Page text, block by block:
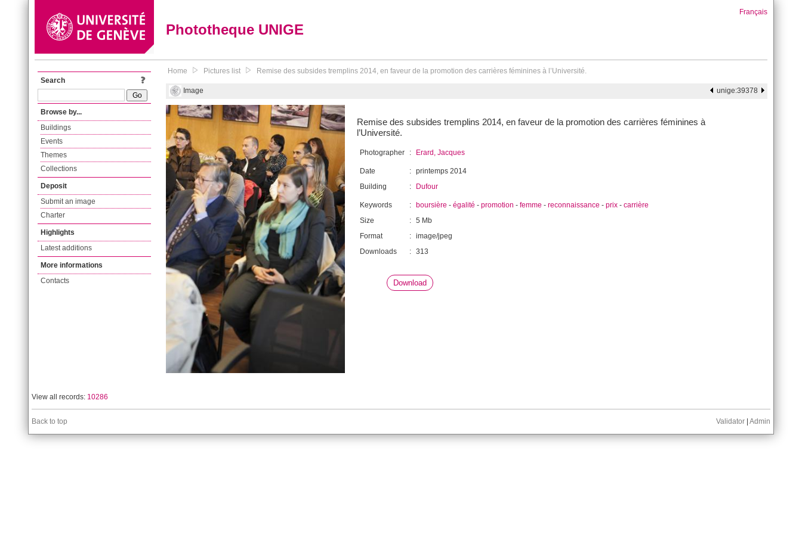
Phototheque UNIGE
Français
Search
Browse by...
Buildings
Events
Themes
Collections
Deposit
Submit an image
Charter
Highlights
Latest additions
More informations
Contacts
Home Pictures list Remise des subsides tremplins 2014, en faveur de la promotion des carrières féminines à l’Université.
Image unige:39378
Remise des subsides tremplins 2014, en faveur de la promotion des carrières féminines à
l’Université.
Photographer : Erard, Jacques
Date : printemps 2014
Building
: Dufour
Keywords : boursière - égalité - promotion - femme - reconnaissance - prix - carrière
Size
: 5 Mb
Format
: image/jpeg
Downloads
: 313
Download
View all records: 10286
Back to top Validator Admin